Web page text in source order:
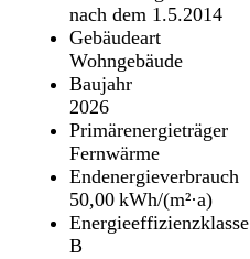
nach dem 1.5.2014
Gebäudeart
Wohngebäude
Baujahr
2026
Primärenergieträger
Fernwärme
Endenergie­verbrauch
50,00 kWh/(m²·a)
Energie­effizienz­klasse
B